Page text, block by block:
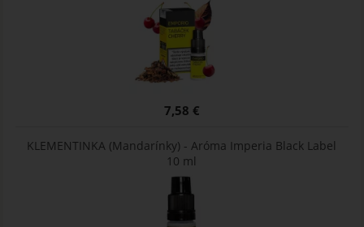
7,58 €
KLEMENTINKA (Mandarínky) - Aróma Imperia Black Label
10 ml